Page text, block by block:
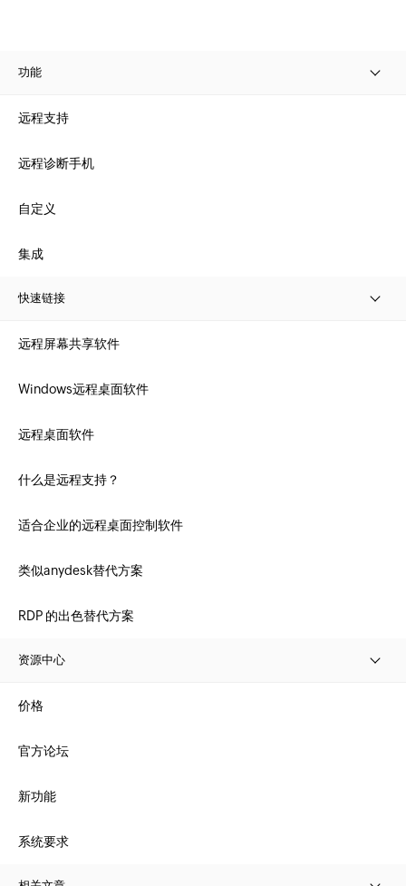
功能
远程支持
远程诊断手机
自定义
集成
快速链接
远程屏幕共享软件
Windows远程桌面软件
远程桌面软件
什么是远程支持？
适合企业的远程桌面控制软件
类似anydesk替代方案
RDP 的出色替代方案
资源中心
价格
官方论坛
新功能
系统要求